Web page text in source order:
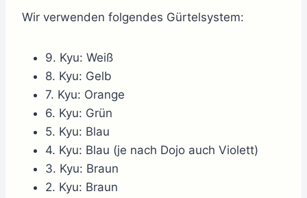
Wir verwenden folgendes Gürtelsystem:
9. Kyu: Weiß
8. Kyu: Gelb
7. Kyu: Orange
6. Kyu: Grün
5. Kyu: Blau
4. Kyu: Blau (je nach Dojo auch Violett)
3. Kyu: Braun
2. Kyu: Braun